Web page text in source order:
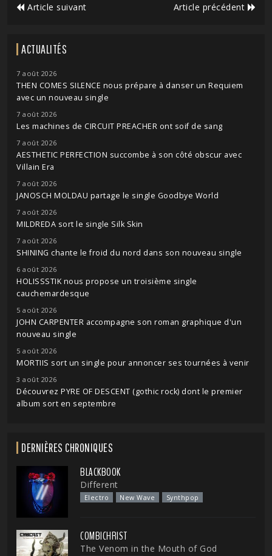
Article suivant Article précédent
ACTUALITÉS
7 août 2026
THEN COMES SILENCE nous prépare à danser un Requiem
avec un nouveau single
7 août 2026
Les machines de CIRCUIT PREACHER ont soif de sang
7 août 2026
AESTHETIC PERFECTION succombe à son côté obscur avec
Villain Era
7 août 2026
JANOSCH MOLDAU partage le single Goodbye World
7 août 2026
MILDREDA sort le single Silk Skin
7 août 2026
SHINING chante le froid du nord dans son nouveau single
6 août 2026
HOLISSSTIK nous propose un troisième single
cauchemardesque
5 août 2026
JOHN CARPENTER accompagne son roman graphique d'un
nouveau single
5 août 2026
MORTIIS sort un single pour annoncer ses tournées à venir
3 août 2026
Découvrez PYRE OF DESCENT (gothic rock) dont le premier
album sort en septembre
DERNIÈRES CHRONIQUES
BLACKBOOK
Different
Electro New Wave Synthpop
COMBICHRIST
The Venom in the Mouth of God